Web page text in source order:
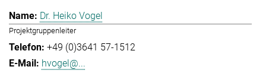
Dr. Heiko Vogel
Projektgruppenleiter
+49 (0)3641 57-1512
hvogel@...